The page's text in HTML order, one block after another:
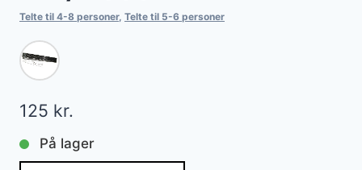
Telte til 4-8 personer, Telte til 5-6 personer
125 kr.
På lager